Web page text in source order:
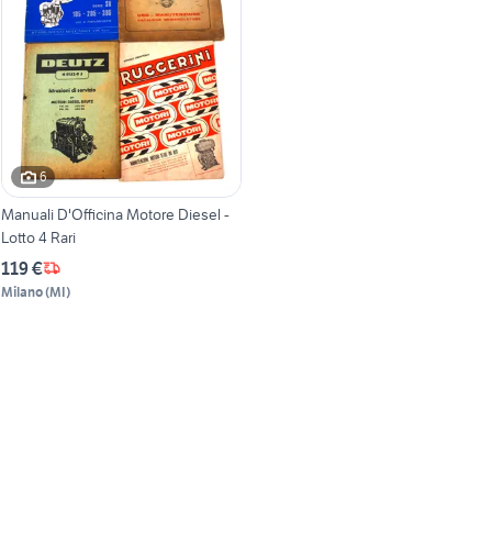
6
Manuali D'Officina Motore Diesel -
Lotto 4 Rari
119 €
Milano(MI)